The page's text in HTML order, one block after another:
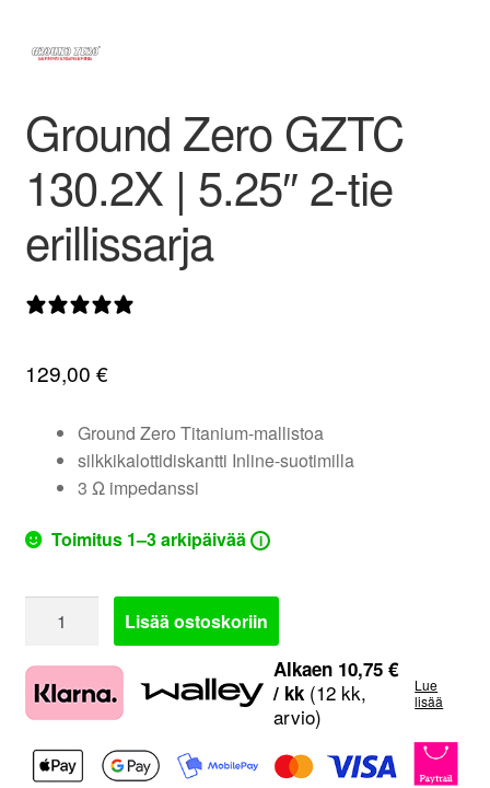
Ground Zero GZTC
130.2X | 5.25″ 2-tie
erillissarja
129,00 €
Ground Zero Titanium-mallistoa
silkkikalottidiskantti Inline-suotimilla
3 Ω impedanssi
Toimitus 1–3 arkipäivää i
GZTC
130.2X
|
5.25"
2-
Lisää ostoskoriin
Alkaen 10,75 €
/ kk(12 kk,
arvio)
Lue
lisää